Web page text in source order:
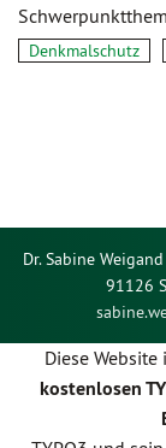
Denkmalschutz
Dr. Sabine
91126
Diese
kostenlosen